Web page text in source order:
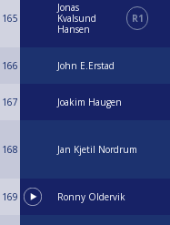
165
Jonas
Kvalsund
Hansen
R1
166 John E.Erstad
167 Joakim Haugen
168 Jan Kjetil Nordrum
169 Ronny Oldervik